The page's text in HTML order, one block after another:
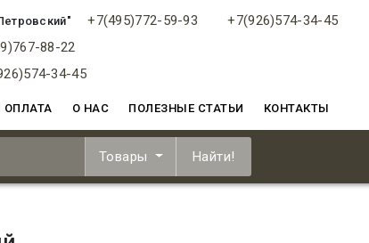
+7(495)772-59-93 +7(926)574-34-45
88-22
34-45
ОПЛАТА О НАС ПОЛЕЗНЫЕ СТАТЬИ КОНТАКТЫ
Товары Найти!